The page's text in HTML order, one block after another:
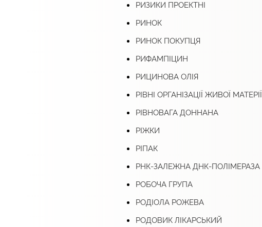
РИЗИКИ ПРОЕКТНІ
РИНОК
РИНОК ПОКУПЦЯ
РИФАМПІЦИН
РИЦИНОВА ОЛІЯ
РІВНІ ОРГАНІЗАЦІЇ ЖИВОЇ МАТЕРІЇ
РІВНОВАГА ДОННАНА
РІЖКИ
РІПАК
РНК-ЗАЛЕЖНА ДНК-ПОЛІМЕРАЗА
РОБОЧА ГРУПА
РОДІОЛА РОЖЕВА
РОДОВИК ЛІКАРСЬКИЙ